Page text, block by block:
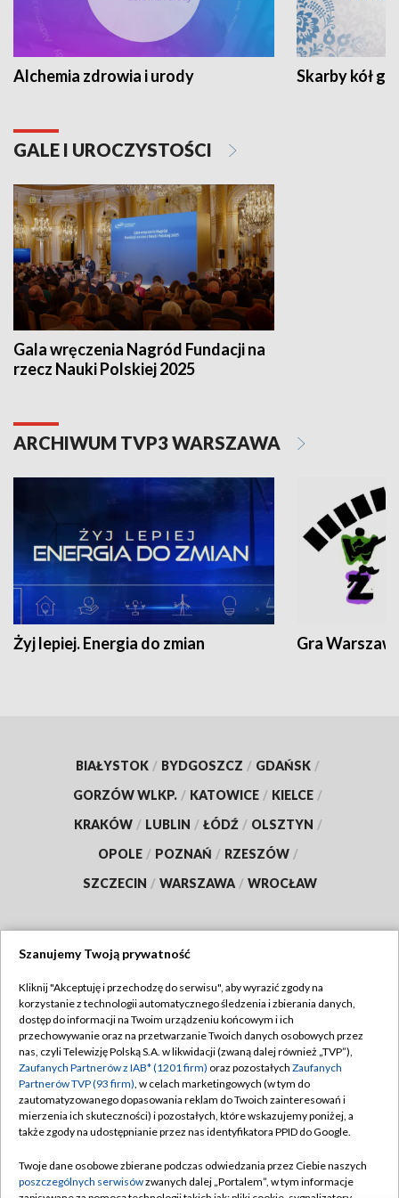
Alchemia zdrowia i urody Skarby kół
GALE I UROCZYSTOŚCI
Gala wręczenia Nagród Fundacji na
rzecz Nauki Polskiej 2025
ARCHIWUM TVP3 WARSZAWA
Żyj lepiej. Energia do zmian Gra
BIAŁYSTOK / BYDGOSZCZ / GDAŃSK /
GORZÓW WLKP. / KATOWICE / KIELCE /
KRAKÓW / LUBLIN / ŁÓDŹ / OLSZTYN /
OPOLE / POZNAŃ / RZESZÓW /
SZCZECIN / WARSZAWA / WROCŁAW
TVP
Abonament TVP
Emisja w TVP
Centrum informacji TVP
Naziemna Telewizja Cyfrowa
Rada Programowa
Regulamin TVP
Polityka prywatności
Moje zgody
Pomoc
Kontakt
Szanujemy Twoją prywatność
Kliknij "Akceptuję i przechodzę do serwisu", aby wyrazić zgody na
korzystanie z technologii automatycznego śledzenia i zbierania danych,
dostęp do informacji na Twoim urządzeniu końcowym i ich
przechowywanie oraz na przetwarzanie Twoich danych osobowych przez
nas, czyli Telewizję Polską S.A. w likwidacji (zwaną dalej również „TVP”),
Zaufanych Partnerów z IAB* (1201 firm) oraz pozostałych Zaufanych
Partnerów TVP (93 firm), w celach marketingowych (w tym do
zautomatyzowanego dopasowania reklam do Twoich zainteresowań i
mierzenia ich skuteczności) i pozostałych, które wskazujemy poniżej, a
także zgody na udostępnianie przez nas identyfikatora PPID do Google.
Twoje dane osobowe zbierane podczas odwiedzania przez Ciebie naszych
poszczególnych serwisówzwanych dalej „Portalem”, w tym informacje